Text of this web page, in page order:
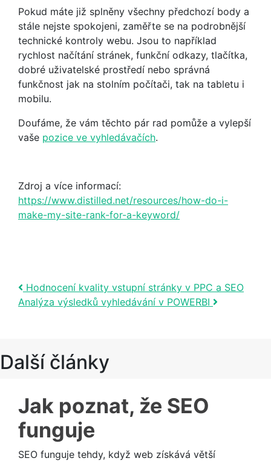
Pokud máte již splněny všechny předchozí body a
stále nejste spokojeni, zaměřte se na podrobnější
technické kontroly webu. Jsou to například
rychlost načítání stránek, funkční odkazy, tlačítka,
dobré uživatelské prostředí nebo správná
funkčnost jak na stolním počítači, tak na tabletu i
mobilu.
Doufáme, že vám těchto pár rad pomůže a vylepší
vaše pozice ve vyhledávačích.
Zdroj a více informací:
https://www.distilled.net/resources/how-do-i-
make-my-site-rank-for-a-keyword/
Post navigation
Hodnocení kvality vstupní stránky v PPC a SEO
Analýza výsledků vyhledávání v POWERBI
Další články
Jak poznat, že SEO
funguje
SEO funguje tehdy, když web získává větší